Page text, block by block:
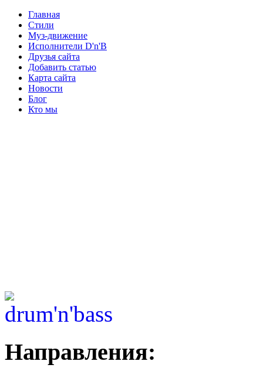
Главная
Стили
Муз-движение
Исполнители D'n'B
Друзья сайта
Добавить статью
Карта сайта
Новости
Блог
Кто мы
Направления: